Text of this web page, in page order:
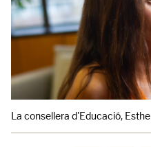
La consellera d'Educació,